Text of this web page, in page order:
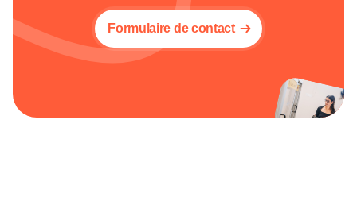
Formulaire de contact